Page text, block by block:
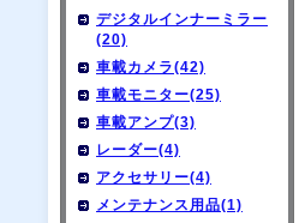
デジタルインナーミラー
(20)
車載カメラ(42)
車載モニター(25)
車載アンプ(3)
レーダー(4)
アクセサリー(4)
メンテナンス用品(1)